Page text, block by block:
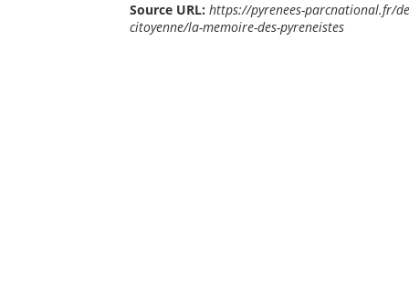
Source URL: https://pyrenees-parcnational.fr/
citoyenne/la-memoire-des-pyreneistes